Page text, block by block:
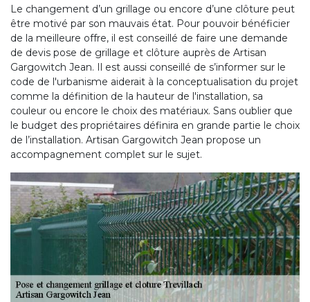
Le changement d’un grillage ou encore d’une clôture peut
être motivé par son mauvais état. Pour pouvoir bénéficier
de la meilleure offre, il est conseillé de faire une demande
de devis pose de grillage et clôture auprès de Artisan
Gargowitch Jean. Il est aussi conseillé de s’informer sur le
code de l'urbanisme aiderait à la conceptualisation du projet
comme la définition de la hauteur de l'installation, sa
couleur ou encore le choix des matériaux. Sans oublier que
le budget des propriétaires définira en grande partie le choix
de l’installation. Artisan Gargowitch Jean propose un
accompagnement complet sur le sujet.